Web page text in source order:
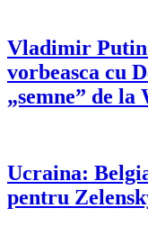
Vladimir Putin
vorbeasca cu
„semne” de la
Ucraina:
pentru